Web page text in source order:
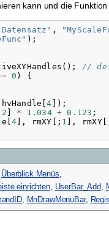
kann und die
Datensatz" , "
);
();
//
0 )
{
hvHandle [4 ]);
2 * 1.034 + 0.123 ;
[4 ], rmXY [; 1 ], rmXY
Überblick Menüs
einrichten, UserBar_Add
, MnDrawMenuBar,